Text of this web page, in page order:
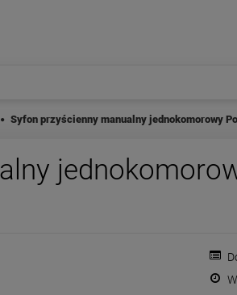
Syfon przyścienny manualny jednokomorowy